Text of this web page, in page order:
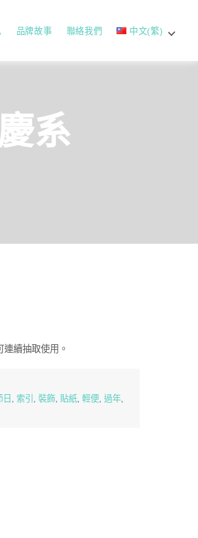
品牌故事 聯絡我們 中文(繁)
系
續抽取使用。
日 索引 裝飾, 貼紙, 輕便 過年,